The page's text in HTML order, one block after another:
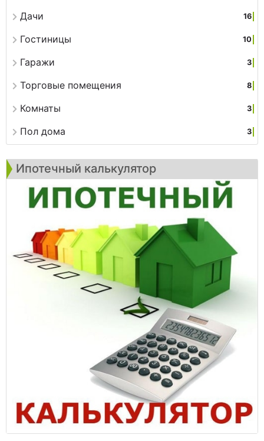
Дачи 16
Гостиницы 10
Гаражи 3
Торговые помещения 8
Комнаты 3
Пол дома 3
Ипотечный калькулятор